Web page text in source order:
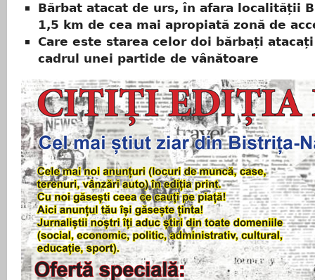
Bărbat atacat de urs, în afara localității
1,5 km de cea mai apropiată zonă de
Care este starea celor doi bărbați
cadrul unei partide de vânătoare